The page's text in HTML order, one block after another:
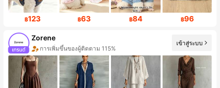
฿123 ฿63 ฿84 ฿96
Zorene
การเพิ่มขึ้นของผู้ติดตาม 115%
เข้าสู่ระบบ